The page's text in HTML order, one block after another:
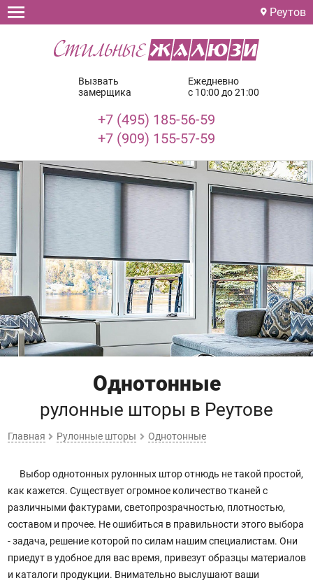
Реутов
Вызвать
замерщика
Ежедневно
с 10:00 до 21:00
+7 (495) 185-56-59
+7 (909) 155-57-59
Однотонные
рулонные шторы в Реутове
Главная Рулонные шторы Однотонные
Выбор однотонных рулонных штор отнюдь не такой простой,
как кажется. Существует огромное количество тканей с
различными фактурами, светопрозрачностью, плотностью,
составом и прочее. Не ошибиться в правильности этого выбора
- задача, решение которой по силам нашим специалистам. Они
приедут в удобное для вас время, привезут образцы материалов
и каталоги продукции. Внимательно выслушают ваши